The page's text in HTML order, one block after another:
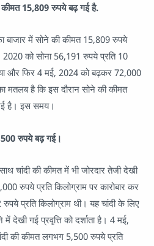
कीमत 15,809 रुपये बढ़ गई है.
बाजार में सोने की कीमत 15,809 रुपये
को सोना 56,191 रुपये प्रति 10
और फिर 4 मई, 2024 को बढ़कर 72,000
मतलब है कि इस दौरान सोने की कीमत
है। इस समय।
रुपये बढ़ गई।
चांदी की कीमत में भी जोरदार तेजी देखी
रुपये प्रति किलोग्राम पर कारोबार कर
प्रति किलोग्राम थी। यह चांदी के लिए
में देखी गई प्रवृत्ति को दर्शाता है। 4 मई,
की कीमत लगभग 5,500 रुपये प्रति